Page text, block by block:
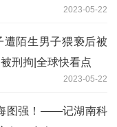
2023-05-22
遭陌生男子猥亵后被
刑拘|全球快看点
2023-05-22
图强！——记湖南科